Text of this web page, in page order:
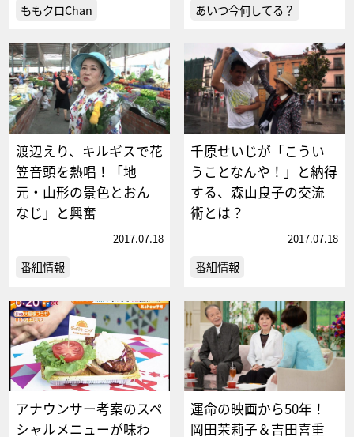
ももクロChan
あいつ今何してる？
渡辺えり、キルギスで花
笠音頭を熱唱！「地
元・山形の景色とおん
なじ」と興奮
2017.07.18
番組情報
千原せいじが「こうい
うことなんや！」と納得
する、森山良子の交流
術とは？
2017.07.18
番組情報
アナウンサー考案のスペ
シャルメニューが味わ
運命の映画から50年！
岡田茉莉子＆吉田喜重